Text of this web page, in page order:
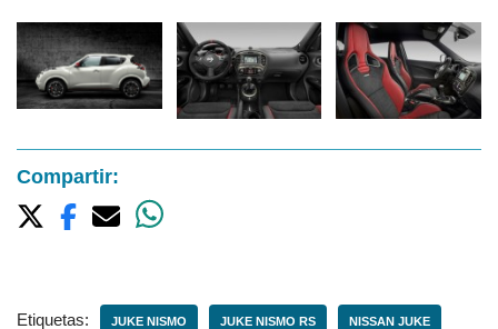
Compartir:
Etiquetas: JUKE NISMO JUKE NISMO RS NISSAN JUKE